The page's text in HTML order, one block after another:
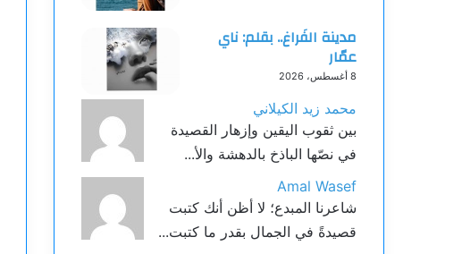
مدينة الفَراغ.. بقلم: ناي
عمّار
8 أغسطس، 2026
محمد زيد الكيلاني
بين ثقوب اليقين وإزهار القصيدة ​
في نصّها الباذخ بالدهشة والأ...
Amal Wasef
شاعرنا المبدع؛ لا أظن أنك كتبت
قصيدةً في الجمال بقدر ما كتبت...